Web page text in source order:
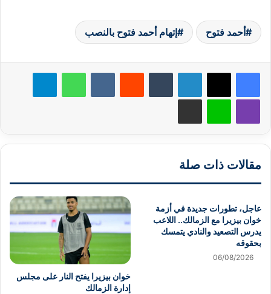
أحمد فتوح إتهام أحمد فتوح بالنصب
لينكدإن واتساب
لاين
مقالات ذات صلة
عاجل، تطورات جديدة في أزمة
خوان بيزيرا مع الزمالك.. اللاعب
يدرس التصعيد والنادي يتمسك
بحقوقه
06/08/2026
خوان بيزيرا يفتح النار على مجلس
إدارة الزمالك